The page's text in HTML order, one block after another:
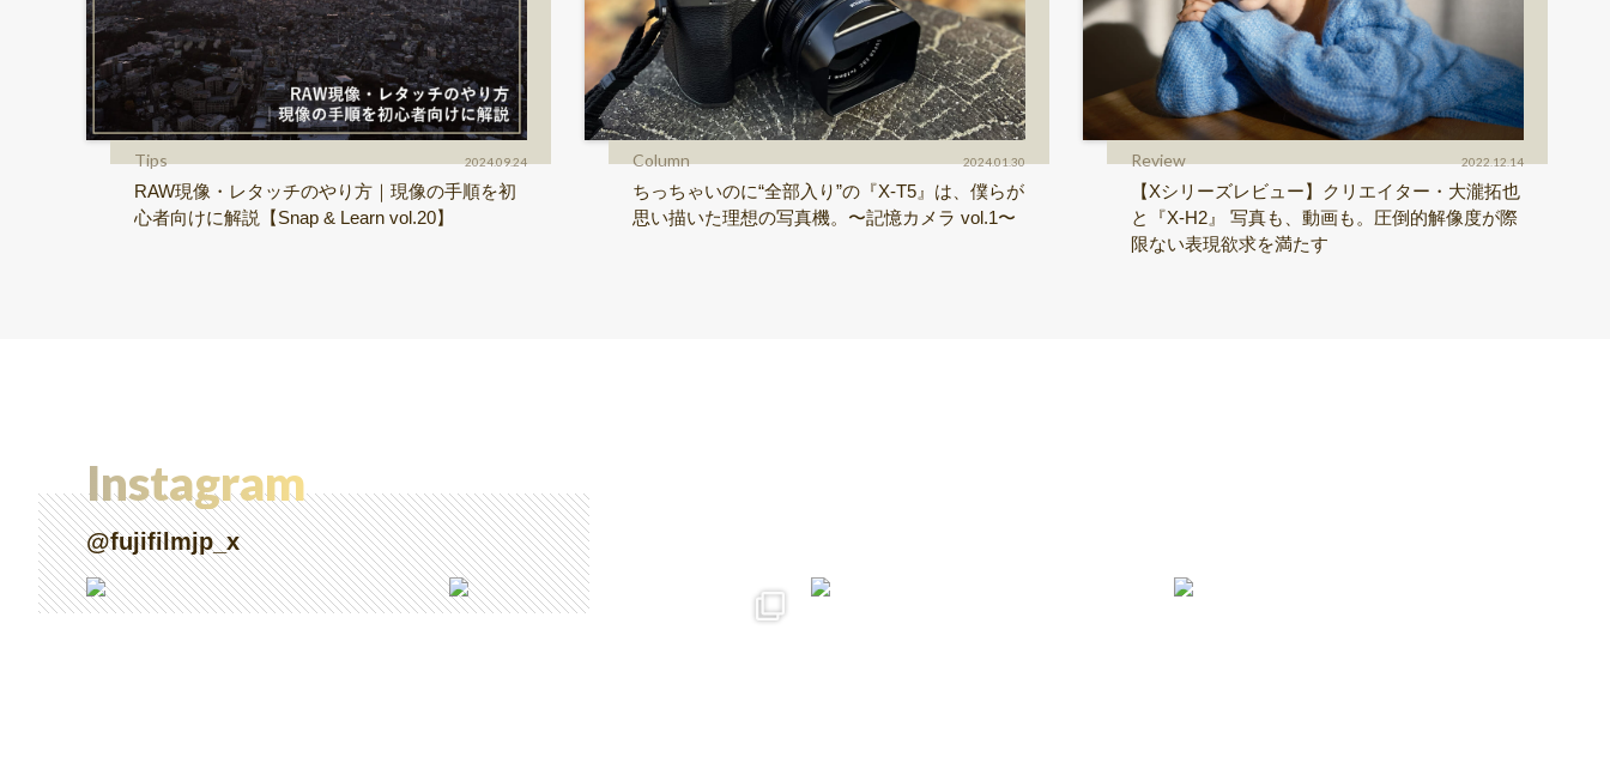
Tips 2024.09.24
RAW現像・レタッチのやり方｜現像の手順を初
心者向けに解説【Snap & Learn vol.20】
Column 2024.01.30
ちっちゃいのに“全部入り”の『X-T5』は、僕らが
思い描いた理想の写真機。〜記憶カメラ vol.1〜
Review 2022.12.14
【Xシリーズレビュー】クリエイター・大瀧拓也
と『X-H2』 写真も、動画も。圧倒的解像度が際
限ない表現欲求を満たす
Instagram
@fujifilmjp_x